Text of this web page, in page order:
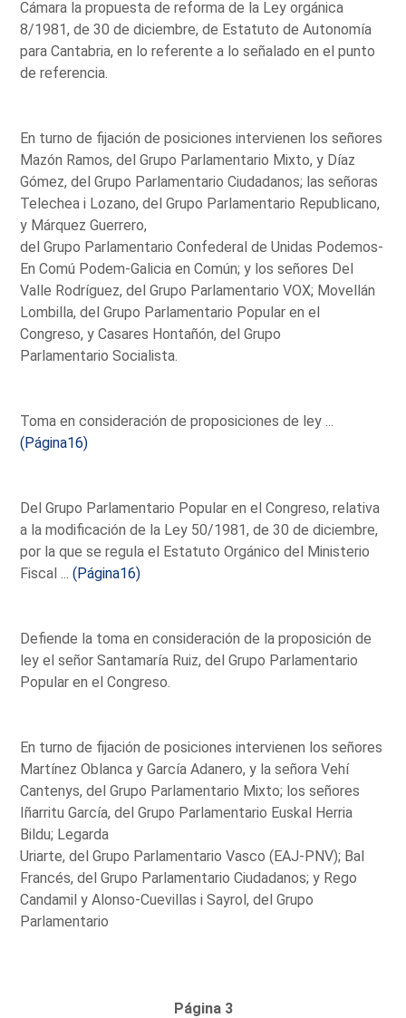
Cámara la propuesta de reforma de la Ley orgánica
8/1981, de 30 de diciembre, de Estatuto de Autonomía
para Cantabria, en lo referente a lo señalado en el punto
de referencia.
En turno de fijación de posiciones intervienen los señores
Mazón Ramos, del Grupo Parlamentario Mixto, y Díaz
Gómez, del Grupo Parlamentario Ciudadanos; las señoras
Telechea i Lozano, del Grupo Parlamentario Republicano,
y Márquez Guerrero,
del Grupo Parlamentario Confederal de Unidas Podemos-
En Comú Podem-Galicia en Común; y los señores Del
Valle Rodríguez, del Grupo Parlamentario VOX; Movellán
Lombilla, del Grupo Parlamentario Popular en el
Congreso, y Casares Hontañón, del Grupo
Parlamentario Socialista.
Toma en consideración de proposiciones de ley ...
(Página16)
Del Grupo Parlamentario Popular en el Congreso, relativa
a la modificación de la Ley 50/1981, de 30 de diciembre,
por la que se regula el Estatuto Orgánico del Ministerio
Fiscal ...(Página16)
Defiende la toma en consideración de la proposición de
ley el señor Santamaría Ruiz, del Grupo Parlamentario
Popular en el Congreso.
En turno de fijación de posiciones intervienen los señores
Martínez Oblanca y García Adanero, y la señora Vehí
Cantenys, del Grupo Parlamentario Mixto; los señores
Iñarritu García, del Grupo Parlamentario Euskal Herria
Bildu; Legarda
Uriarte, del Grupo Parlamentario Vasco (EAJ-PNV); Bal
Francés, del Grupo Parlamentario Ciudadanos; y Rego
Candamil y Alonso-Cuevillas i Sayrol, del Grupo
Parlamentario
Página 3